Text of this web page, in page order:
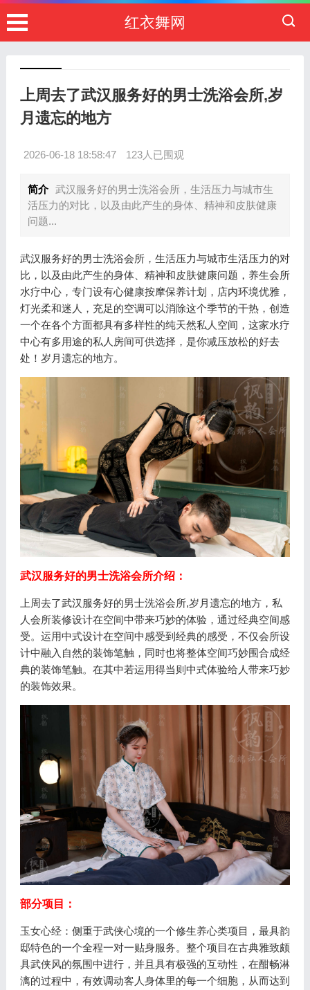
红衣舞网
上周去了武汉服务好的男士洗浴会所,岁
月遗忘的地方
2026-06-18 18:58:47 123人已围观
简介 武汉服务好的男士洗浴会所，生活压力与城市生
活压力的对比，以及由此产生的身体、精神和皮肤健康
问题...
武汉服务好的男士洗浴会所，生活压力与城市生活压力的对
比，以及由此产生的身体、精神和皮肤健康问题，养生会所
水疗中心，专门设有心健康按摩保养计划，店内环境优雅，
灯光柔和迷人，充足的空调可以消除这个季节的干热，创造
一个在各个方面都具有多样性的纯天然私人空间，这家水疗
中心有多用途的私人房间可供选择，是你减压放松的好去
处！岁月遗忘的地方。
武汉服务好的男士洗浴会所介绍：
上周去了武汉服务好的男士洗浴会所,岁月遗忘的地方，私
人会所装修设计在空间中带来巧妙的体验，通过经典空间感
受。运用中式设计在空间中感受到经典的感受，不仅会所设
计中融入自然的装饰笔触，同时也将整体空间巧妙围合成经
典的装饰笔触。在其中若运用得当则中式体验给人带来巧妙
的装饰效果。
部分项目：
玉女心经：侧重于武侠心境的一个修生养心类项目，最具韵
邸特色的一个全程一对一贴身服务。整个项目在古典雅致颇
具武侠风的氛围中进行，并且具有极强的互动性，在酣畅淋
漓的过程中，有效调动客人身体里的每一个细胞，从而达到